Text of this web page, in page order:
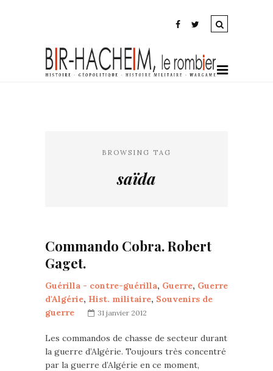
BROWSING TAG
saïda
Commando Cobra. Robert
Gaget.
Guérilla - contre-guérilla, Guerre, Guerre
d'Algérie, Hist. militaire, Souvenirs de
guerre
31 janvier 2012
Les commandos de chasse de secteur durant
la guerre d’Algérie. Toujours très concentré
par la guerre d’Algérie en ce moment,